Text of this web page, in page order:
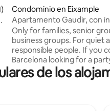
promedio: 4.89 de 5; 231
Condominio en Eixample
Apartamento Gaudir, con
modernistas. Luminoso,
seguro.
Only for families, senior
business groups. For quiet
responsible people. If you
Barcelona looking for a
choose another apartment.
Apartamento cómodo,
de los